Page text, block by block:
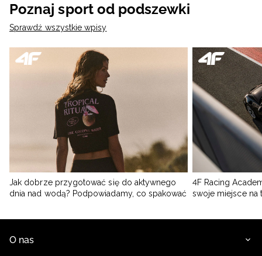
Poznaj sport od podszewki
Sprawdź wszystkie wpisy
Jak dobrze przygotować się do aktywnego
dnia nad wodą? Podpowiadamy, co spakować
4F Racing
swoje miejsce na
O nas